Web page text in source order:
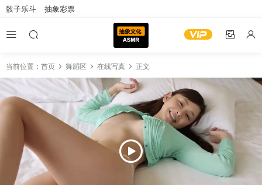
骰子乐斗 抽象彩票
当前位置： 首页 舞蹈区 在线写真 正文